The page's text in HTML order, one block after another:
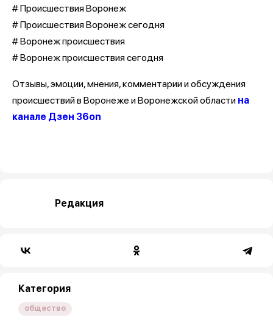
# Происшествия Воронеж
# Происшествия Воронеж сегодня
# Воронеж происшествия
# Воронеж происшествия сегодня
Отзывы, эмоции, мнения, комментарии и обсуждения
происшествий в Воронеже и Воронежской области на
канале Дзен 36on
Редакция
Категория
общество